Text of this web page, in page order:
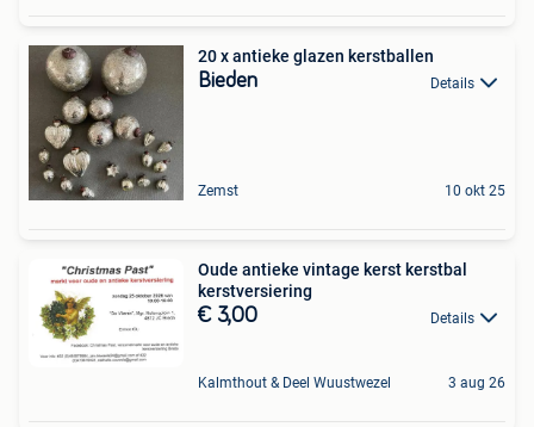
20 x antieke glazen kerstballen
Bieden Details
Zemst 10 okt 25
Oude antieke vintage kerst kerstbal
kerstversiering
€ 3,00 Details
Kalmthout & Deel Wuustwezel 3 aug 26